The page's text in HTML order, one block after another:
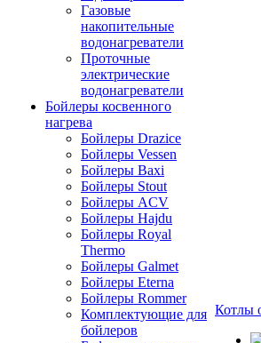
Газовые
накопительные
водонагреватели
Проточные
электрические
водонагреватели
Бойлеры косвенного
нагрева
Бойлеры Drazice
Бойлеры Vessen
Бойлеры Baxi
Бойлеры Stout
Бойлеры ACV
Бойлеры Hajdu
Бойлеры Royal
Thermo
Бойлеры Galmet
Бойлеры Eterna
Бойлеры Rommer
Комплектующие для
бойлеров
Котлы